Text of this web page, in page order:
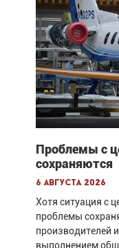
Проблемы с
сохраняются
6 августа 2026
Хотя ситуация с
проблемы
производителей
выполнением